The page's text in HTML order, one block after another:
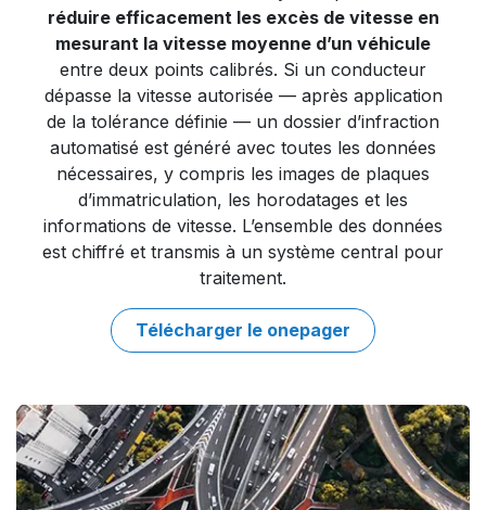
réduire efficacement les excès de vitesse en
mesurant la vitesse moyenne d’un véhicule
entre deux points calibrés. Si un conducteur
dépasse la vitesse autorisée — après application
de la tolérance définie — un dossier d’infraction
automatisé est généré avec toutes les données
nécessaires, y compris les images de plaques
d’immatriculation, les horodatages et les
informations de vitesse. L’ensemble des données
est chiffré et transmis à un système central pour
traitement.
Télécharger le onepage​​r